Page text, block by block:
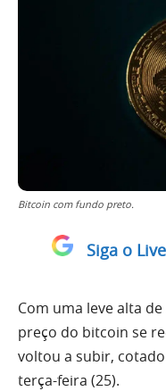
Bitcoin com fundo preto.
Siga o
Com uma leve alta
preço do bitcoin se
voltou a subir,
terça-feira (25).